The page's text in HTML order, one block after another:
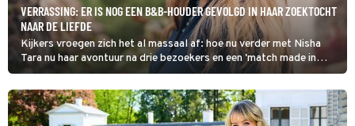
VERRASSING: ER IS NOG EEN B&B-HOUDER GEVOLGD IN HAAR ZOEKTOCHT
NAAR DE LIEFDE
Kijkers vroegen zich het al massaal af: hoe nu verder met Nisha
Tara nu haar avontuur na drie bezoekers en een 'match made in
heaven' al afgelopen lijkt? Daar reageren RTL en Videoland nu op
want er schuift nog een B&B-houder aan in B&B Vol Liefde.